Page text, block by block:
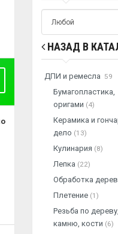
НАЗАД В
ДПИ и ремесла 59
Бумагопластика,
оригами (4)
Керамика и
дело (13)
Кулинария (8)
Лепка (22)
Обработка
Плетение (1)
Резьба по дереву,
камню, кости (6)